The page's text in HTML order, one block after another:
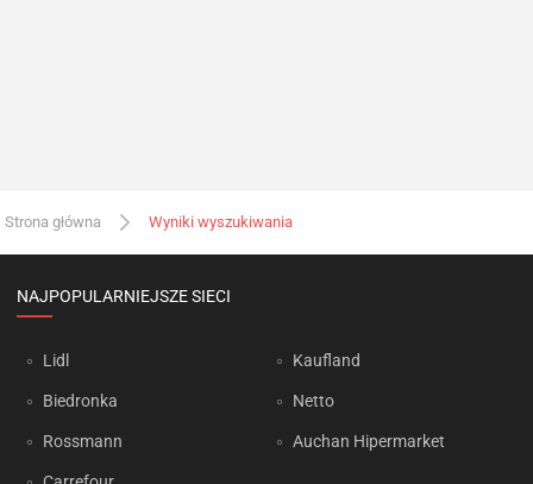
Strona główna Wyniki wyszukiwania
NAJPOPULARNIEJSZE SIECI
Lidl
Biedronka
Rossmann
Kaufland
Netto
Auchan Hipermarket